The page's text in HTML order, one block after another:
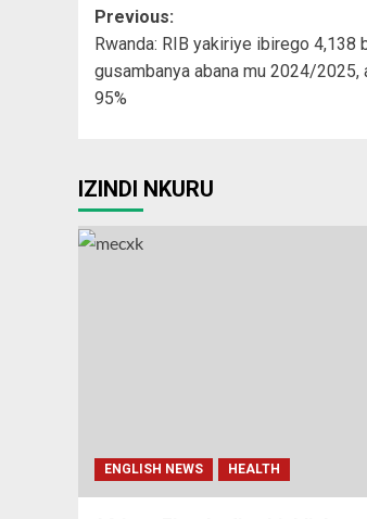
Post
navigation
Previous:
Rwanda: RIB yakiriye ibirego 4,138
gusambanya abana mu 2024/2025,
95%
IZINDI NKURU
ENGLISH NEWS HEALTH